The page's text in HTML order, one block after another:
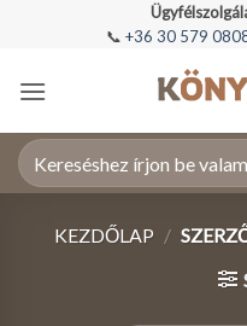
📞 +36 30 579
Keresés
a
KEZDŐLAP /